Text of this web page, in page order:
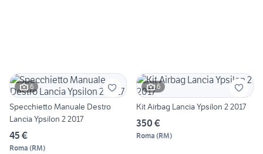
6
Specchietto Manuale Destro
Lancia Ypsilon 2 2017
45 €
Roma (RM)
6
Kit Airbag Lancia Ypsilon 2 2017
350 €
Roma (RM)